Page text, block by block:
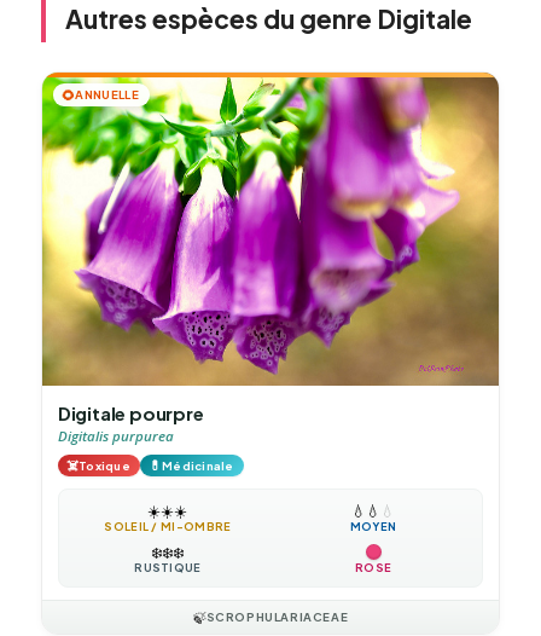
Autres espèces du genre Digitale
🌻ANNUELLE
Digitale pourpre
Digitalis purpurea
☠️Toxique 💊Médicinale
☀️☀️☀️
SOLEIL / MI-OMBRE
💧 💧 💧
MOYEN
❄️❄️❄️
RUSTIQUE ROSE
🍃SCROPHULARIACEAE